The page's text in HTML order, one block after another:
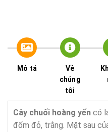
Mô tả
Về
chúng
tôi
Cây chuối hoàng yến có
đốm đỏ, trắng. Mặt sau